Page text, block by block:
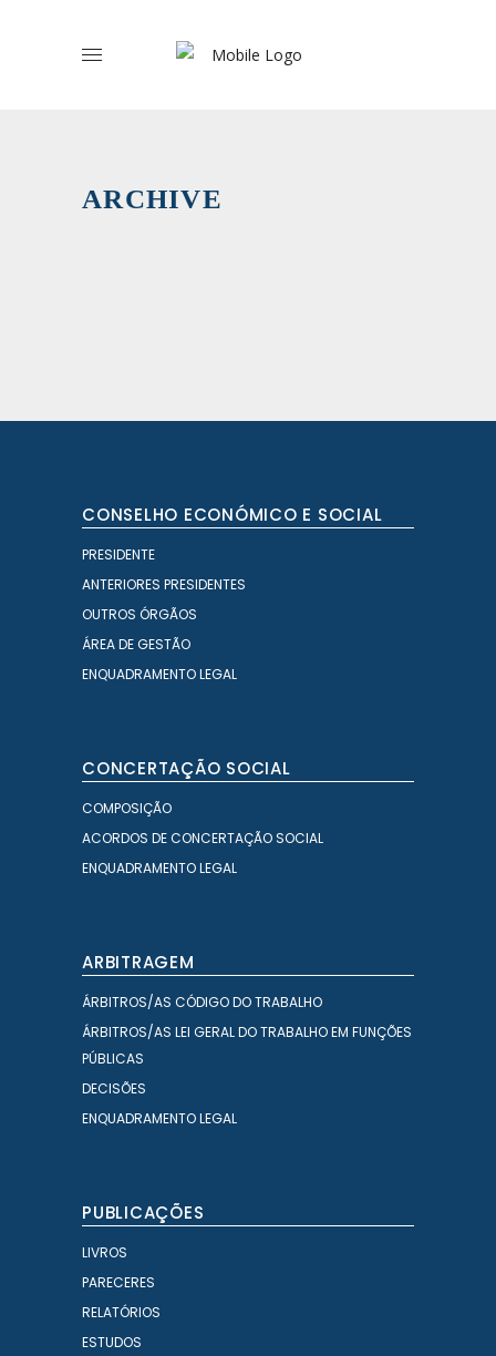
ARCHIVE
CONSELHO ECONÓMICO E SOCIAL
PRESIDENTE
ANTERIORES PRESIDENTES
OUTROS ÓRGÃOS
ÁREA DE GESTÃO
ENQUADRAMENTO LEGAL
CONCERTAÇÃO SOCIAL
COMPOSIÇÃO
ACORDOS DE CONCERTAÇÃO SOCIAL
ENQUADRAMENTO LEGAL
ARBITRAGEM
ÁRBITROS/AS CÓDIGO DO TRABALHO
ÁRBITROS/AS LEI GERAL DO TRABALHO EM FUNÇÕES
PÚBLICAS
DECISÕES
ENQUADRAMENTO LEGAL
PUBLICAÇÕES
LIVROS
PARECERES
RELATÓRIOS
ESTUDOS